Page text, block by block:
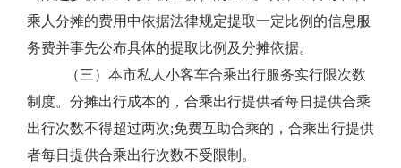
乘 人 分摊的费用中依据法律规定提取一定比例的信息服
务费并事先公布具体的提取比例及分摊依据。
（三）本市私人小客车合乘出行服务实行限次数
制度。分摊出行成本的，合乘出行提供者每日提供合乘
出行次数不得超过两次;免费互助合乘的，合乘出行提供
者每日提供合乘出行次数不受限制。